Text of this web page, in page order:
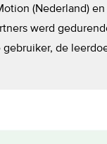
(Nederland)
werd
de